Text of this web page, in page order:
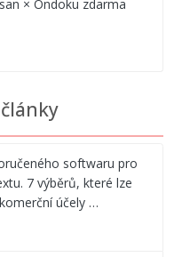
× Ondoku zdarma
softwaru pro
7 výběrů, které lze
účely …